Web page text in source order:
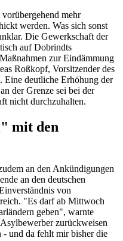
mehr
werden. Was sich sonst
Die Gewerkschaft der
auf Dobrindts
zur Eindämmung
Roßkopf, Vorsitzender des
deutliche Erhöhung der
der Grenze sei bei der
nicht durchzuhalten.
mit den
an den Ankündigungen
an den deutschen
von
"Es darf ab Mittwoch
geben", warnte
zurückweisen
- und da fehlt mir bisher die